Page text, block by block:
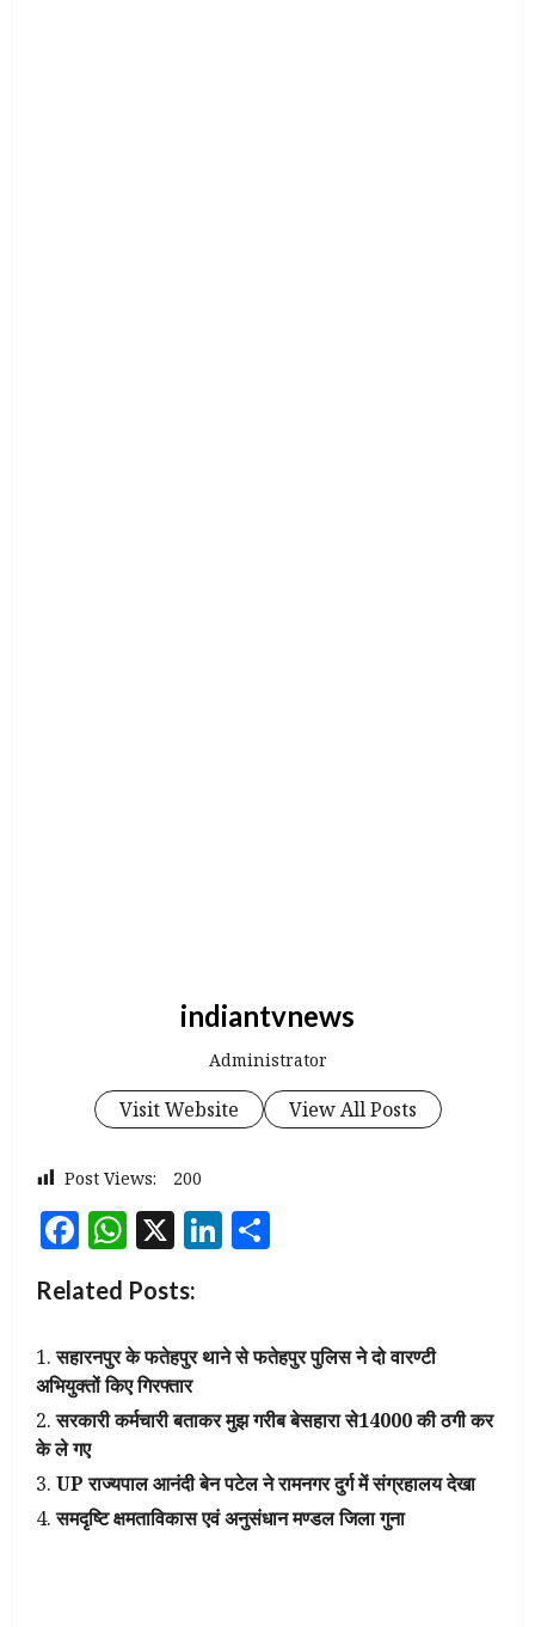
indiantvnews
Administrator
Visit Website View All Posts
Post Views: 200
Facebook
WhatsApp
X LinkedIn
Related Posts:
सहारनपुर के फतेहपुर थाने से फतेहपुर पुलिस ने दो वारण्टी
अभियुक्तों किए गिरफ्तार
सरकारी कर्मचारी बताकर मुझ गरीब बेसहारा से₹14000 की ठगी कर
के ले गए
UP राज्यपाल आनंदी बेन पटेल ने रामनगर दुर्ग में संग्रहालय देखा
समदृष्टि क्षमताविकास एवं अनुसंधान मण्डल जिला गुना